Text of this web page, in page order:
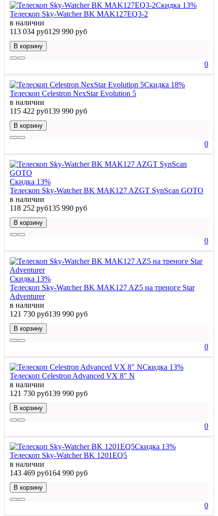
Скидка 13%
Телескоп Sky-Watcher BK MAK127EQ3-2
в наличии
113 034 руб129 990 руб
В корзину
0
Скидка 18%
Телескоп Celestron NexStar Evolution 5
в наличии
115 422 руб139 990 руб
В корзину
0
Скидка 13%
Телескоп Sky-Watcher BK MAK127 AZGT SynScan GOTO
в наличии
118 252 руб135 990 руб
В корзину
0
Скидка 13%
Телескоп Sky-Watcher BK MAK127 AZ5 на треноге Star
Adventurer
в наличии
121 730 руб139 990 руб
В корзину
0
Скидка 13%
Телескоп Celestron Advanced VX 8" N
в наличии
121 730 руб139 990 руб
В корзину
0
Скидка 13%
Телескоп Sky-Watcher BK 1201EQ5
в наличии
143 469 руб164 990 руб
В корзину
0